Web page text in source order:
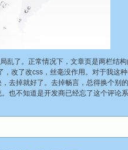
了。正常情况下，文章页是两栏结构
改了改css，丝毫没作用。对于我这种
去掉就好了。去掉畅言，总得换个别
也不知道是开发商已经忘了这个评论